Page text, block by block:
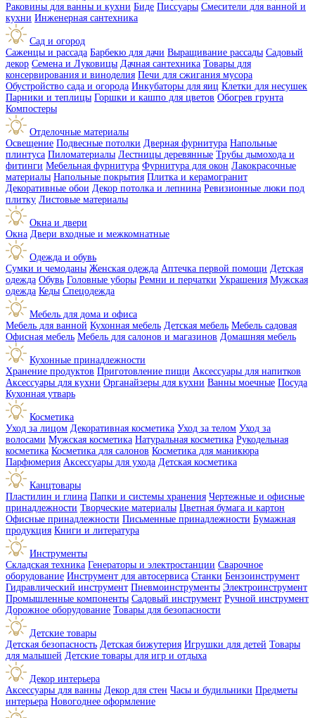
Раковины для ванны и кухни Биде Писсуары Смесители для ванной и
кухни Инженерная сантехника
Сад и огород
Саженцы и рассада Барбекю для дачи Выращивание рассады Садовый
декор Семена и Луковицы Дачная сантехника Товары для
консервирования и виноделия Печи для сжигания мусора
Обустройство сада и огорода Инкубаторы для яиц Клетки для несушек
Парники и теплицы Горшки и кашпо для цветов Обогрев грунта
Компостеры
Отделочные материалы
Освещение Подвесные потолки Дверная фурнитура Напольные
плинтуса Пиломатериалы Лестницы деревянные Трубы дымохода и
фитинги Мебельная фурнитура Фурнитура для окон Лакокрасочные
материалы Напольные покрытия Плитка и керамогранит
Декоративные обои Декор потолка и лепнина Ревизионные люки под
плитку Листовые материалы
Окна и двери
Окна Двери входные и межкомнатные
Одежда и обувь
Сумки и чемоданы Женская одежда Аптечка первой помощи Детская
одежда Обувь Головные уборы Ремни и перчатки Украшения Мужская
одежда Кеды Спецодежда
Мебель для дома и офиса
Мебель для ванной Кухонная мебель Детская мебель Мебель садовая
Офисная мебель Мебель для салонов и магазинов Домашняя мебель
Кухонные принадлежности
Хранение продуктов Приготовление пищи Аксессуары для напитков
Аксессуары для кухни Органайзеры для кухни Ванны моечные Посуда
Кухонная утварь
Косметика
Уход за лицом Декоративная косметика Уход за телом Уход за
волосами Мужская косметика Натуральная косметика Рукодельная
косметика Косметика для салонов Косметика для маникюра
Парфюмерия Аксессуары для ухода Детская косметика
Канцтовары
Пластилин и глина Папки и системы хранения Чертежные и офисные
принадлежности Творческие материалы Цветная бумага и картон
Офисные принадлежности Письменные принадлежности Бумажная
продукция Книги и литература
Инструменты
Складская техника Генераторы и электростанции Сварочное
оборудование Инструмент для автосервиса Станки Бензоинструмент
Гидравлический инструмент Пневмоинструменты Электроинструмент
Промышленные компоненты Садовый инструмент Ручной инструмент
Дорожное оборудование Товары для безопасности
Детские товары
Детская безопасность Детская бижутерия Игрушки для детей Товары
для малышей Детские товары для игр и отдыха
Декор интерьера
Аксессуары для ванны Декор для стен Часы и будильники Предметы
интерьера Новогоднее оформление